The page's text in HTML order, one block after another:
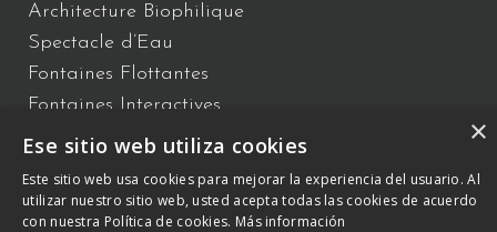
Architecture Biophilique
Spectacle d’Eau
Fontaines Flottantes
Fontaines Interactives
145, Rue Gustave Eiffel 01630 Saint-Genis-Pouilly
– +33 627 73
34 01 –otb@comsa.com–
×
Ese sitio web utiliza cookies
Este sitio web usa cookies para mejorar la experiencia del usuario. Al
utilizar nuestro sitio web, usted acepta todas las cookies de acuerdo
con nuestra Política de cookies. Más información